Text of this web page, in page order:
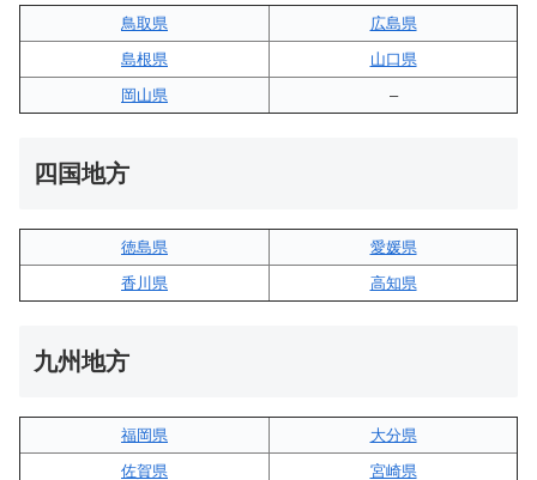
鳥取県
広島県
島根県
山口県
岡山県
–
四国地方
徳島県
愛媛県
香川県
高知県
九州地方
福岡県
大分県
佐賀県
宮崎県